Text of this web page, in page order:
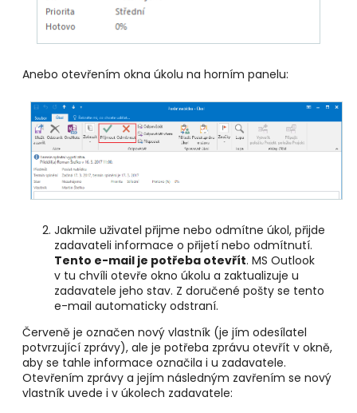
Anebo otevřením okna úkolu na horním panelu:
Jakmile uživatel přijme nebo odmítne úkol, přijde
zadavateli informace o přijetí nebo odmítnutí.
Tento e-mail je potřeba otevřít. MS Outlook
v tu chvíli otevře okno úkolu a zaktualizuje u
zadavatele jeho stav. Z doručené pošty se tento
e-mail automaticky odstraní.
Červeně je označen nový vlastník (je jím odesílatel
potvrzující zprávy), ale je potřeba zprávu otevřít v okně,
aby se tahle informace označila i u zadavatele.
Otevřením zprávy a jejím následným zavřením se nový
vlastník uvede i v úkolech zadavatele: